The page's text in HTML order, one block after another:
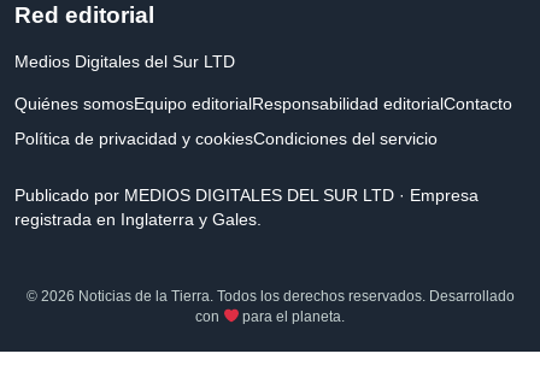
Red editorial
Medios Digitales del Sur LTD
Quiénes somosEquipo editorialResponsabilidad editorialContacto
Política de privacidad y cookiesCondiciones del servicio
Publicado por MEDIOS DIGITALES DEL SUR LTD · Empresa
registrada en Inglaterra y Gales.
© 2026 Noticias de la Tierra. Todos los derechos reservados. Desarrollado
con
para el planeta.